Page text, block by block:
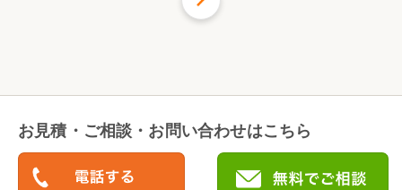
お見積・ご相談・お問い合わせはこちら